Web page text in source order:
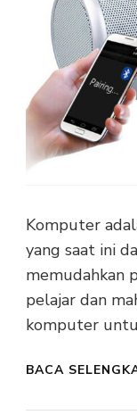
Komputer
yang saat ini
memudahkan
pelajar dan
komputer
BACA